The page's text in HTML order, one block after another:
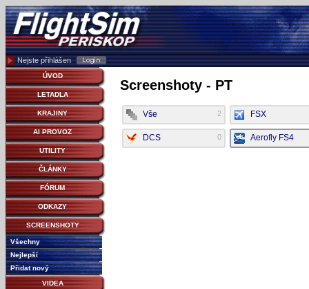
Nejste přihlášen
ÚVOD
LETADLA
KRAJINY
AI PROVOZ
UTILITY
ČLÁNKY
FÓRUM
ODKAZY
SCREENSHOTY
Všechny
Nejlepší
Přidat nový
VIDEA
Screenshoty - PT
Vše 2 FSX
DCS 0 Aerofly FS4